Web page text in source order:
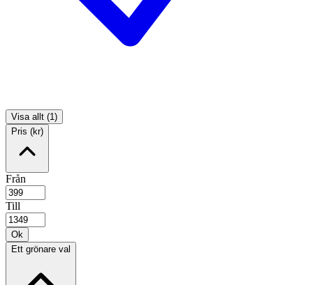
Visa allt (1)
Pris (kr)
Från
Till
Ok
Ett grönare val